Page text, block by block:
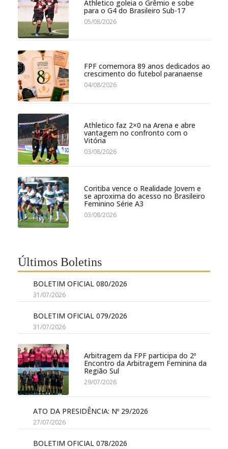
Athletico goleia o Grêmio e sobe
para o G4 do Brasileiro Sub-17
05/08/2026
FPF comemora 89 anos dedicados ao
crescimento do futebol paranaense
04/08/2026
Athletico faz 2×0 na Arena e abre
vantagem no confronto com o
Vitória
03/08/2026
Coritiba vence o Realidade Jovem e
se aproxima do acesso no Brasileiro
Feminino Série A3
03/08/2026
Últimos Boletins
BOLETIM OFICIAL 080/2026
31/07/2026
BOLETIM OFICIAL 079/2026
31/07/2026
Arbitragem da FPF participa do 2º
Encontro da Arbitragem Feminina da
Região Sul
29/07/2026
ATO DA PRESIDÊNCIA: Nº 29/2026
27/07/2026
BOLETIM OFICIAL 078/2026